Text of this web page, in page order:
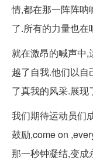
情,都在那一阵阵
了.所有的力量也在
就在激昂的喊声中,
越了自我.他们以
了真我的风采.展
我们期待运动员们
鼓励,come on
那一秒钟凝结,变成